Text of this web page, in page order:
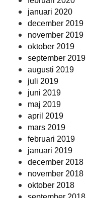
januari 2020
december 2019
november 2019
oktober 2019
september 2019
augusti 2019
juli 2019
juni 2019
maj 2019
april 2019
mars 2019
februari 2019
januari 2019
december 2018
november 2018
oktober 2018